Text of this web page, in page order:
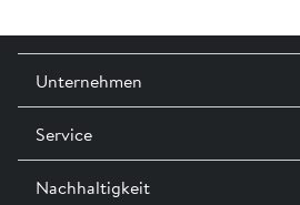
Unternehmen
Kontakt / Standorte
Ausstellungen
Team
Service
Dienstleistungen
Nachhaltigkeit